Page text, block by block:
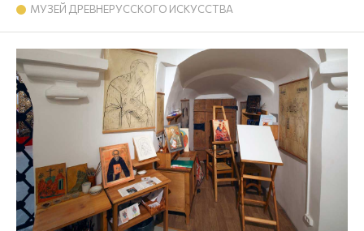
МУЗЕЙ ДРЕВНЕРУССКОГО ИСКУССТВА